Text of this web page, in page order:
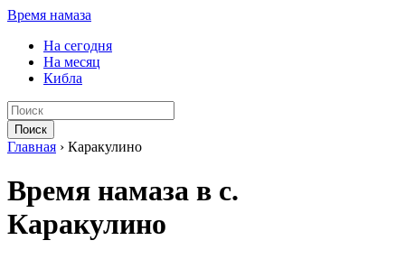
Время намаза
На сегодня
На месяц
Кибла
Поиск
Главная › Каракулино
Время намаза в с.
Каракулино